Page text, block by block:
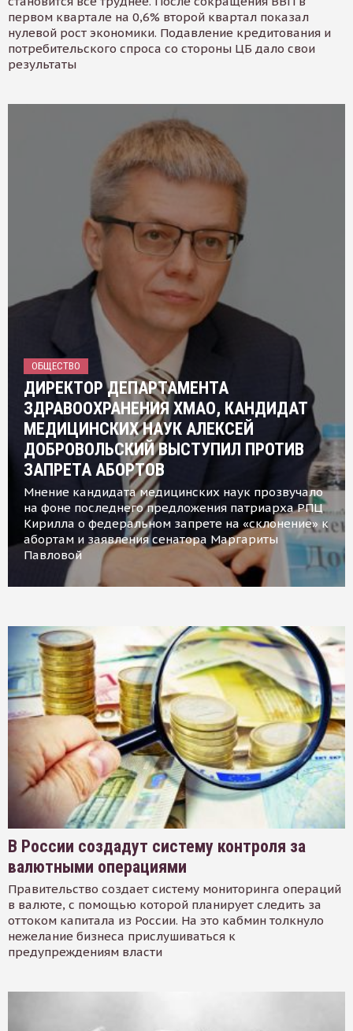
первом квартале на 0,6% второй квартал показал
нулевой рост экономики. Подавление кредитования и
потребительского спроса со стороны ЦБ дало свои
результаты
ОБЩЕСТВО
ДИРЕКТОР ДЕПАРТАМЕНТА
ЗДРАВООХРАНЕНИЯ ХМАО, КАНДИДАТ
МЕДИЦИНСКИХ НАУК АЛЕКСЕЙ
ДОБРОВОЛЬСКИЙ ВЫСТУПИЛ ПРОТИВ
ЗАПРЕТА АБОРТОВ
Мнение кандидата медицинских наук прозвучало
на фоне последнего предложения патриарха РПЦ
Кирилла о федеральном запрете на «склонение» к
абортам и заявления сенатора Маргариты
Павловой
В России создадут систему контроля за
валютными операциями
Правительство создает систему мониторинга операций
в валюте, с помощью которой планирует следить за
оттоком капитала из России. На это кабмин толкнуло
нежелание бизнеса прислушиваться к
предупреждениям власти